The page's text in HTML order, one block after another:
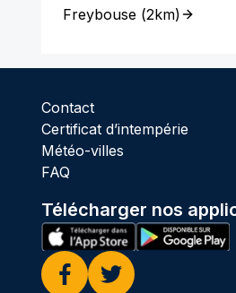
Freybouse(2km)
Contact
Certificat d’intempérie
Météo-villes
FAQ
Télécharger nos